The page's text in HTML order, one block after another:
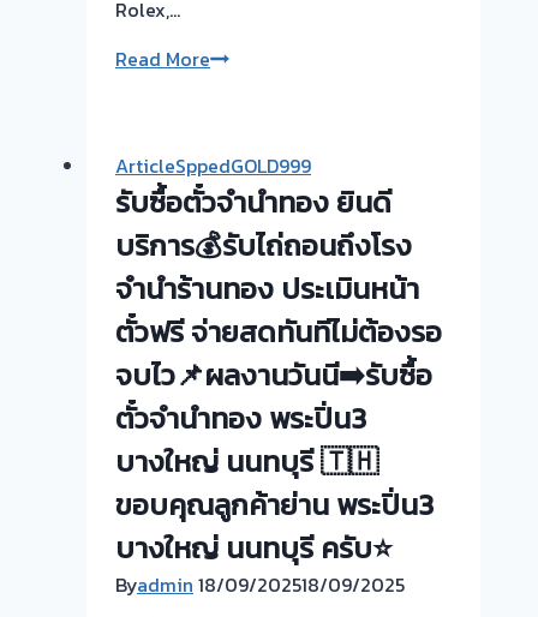
นี้➡️รับ
ทอง
รามอินทรา
กรุงเทพ
🇹🇭
ขอบคุณ
ลูกค้า
รามอินทรา
กรุงเทพ
ครับ⭐
Rolex,…
Read Moreผล
–
รับ
ซื้อ
ตั๋ว
จำนำ
ทอง
บางใหญ่
นนทบุรี!
ArticleSppedGOLD999
รับซื้อตั๋วจำนำทอง ยินดี
บริการ💰รับไถ่ถอนถึงโรง
จำนำร้านทอง ประเมินหน้า
ตั๋วฟรี จ่ายสดทันทีไม่ต้องรอ
จบไว📌ผลงานวันนี➡️รับซื้อ
ตั๋วจำนำทอง พระปิ่น3
บางใหญ่ นนทบุรี 🇹🇭
ขอบคุณลูกค้าย่าน พระปิ่น3
บางใหญ่ นนทบุรี ครับ⭐
Byadmin 18/09/202518/09/2025